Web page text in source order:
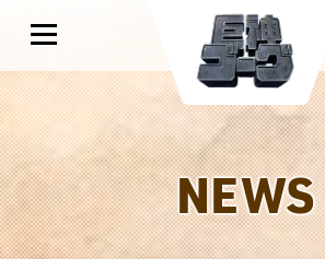
NEWS